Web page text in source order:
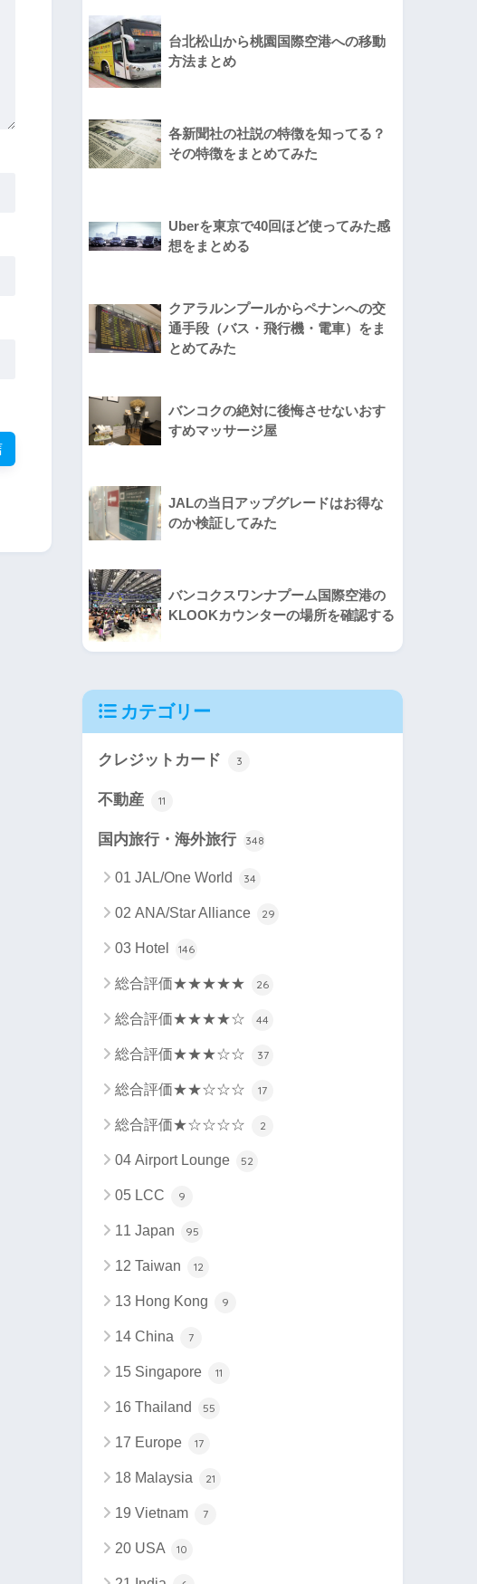
台北松山から桃園国際空港への移動
方法まとめ
各新聞社の社説の特徴を知ってる？
その特徴をまとめてみた
Uberを東京で40回ほど使ってみた感
想をまとめる
クアラルンプールからペナンへの交
通手段（バス・飛行機・電車）をま
とめてみた
バンコクの絶対に後悔させないおす
すめマッサージ屋
JALの当日アップグレードはお得な
のか検証してみた
バンコクスワンナプーム国際空港の
KLOOKカウンターの場所を確認する
カテゴリー
クレジットカード 3
不動産 11
国内旅行・海外旅行 348
01 JAL/One World 34
02 ANA/Star Alliance 29
03 Hotel 146
総合評価★★★★★ 26
総合評価★★★★☆ 44
総合評価★★★☆☆ 37
総合評価★★☆☆☆ 17
総合評価★☆☆☆☆ 2
04 Airport Lounge 52
05 LCC 9
11 Japan 95
12 Taiwan 12
13 Hong Kong 9
14 China 7
15 Singapore 11
16 Thailand 55
17 Europe 17
18 Malaysia 21
19 Vietnam 7
20 USA 10